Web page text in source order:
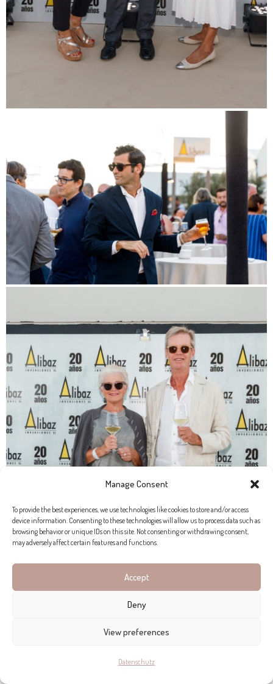
Manage Consent
To provide the best experiences, we use technologies like cookies to store and/or access
device information. Consenting to these technologies will allow us to process data such as
browsing behavior or unique IDs on this site. Not consenting or withdrawing consent,
may adversely affect certain features and functions.
Accept
Deny
View preferences
Datenschutz